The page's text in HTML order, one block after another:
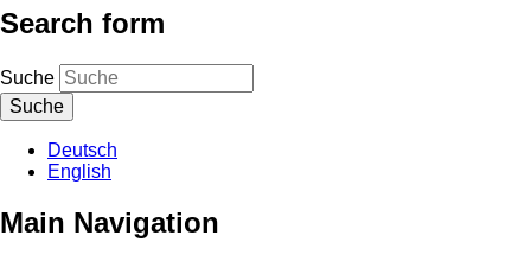
Search form
Suche
Deutsch
English
Main Navigation